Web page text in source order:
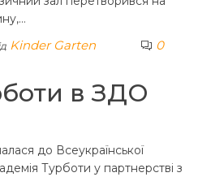
Kinder Garten 0
в ЗДО
до Всеукраїнської
Турботи у партнерстві з